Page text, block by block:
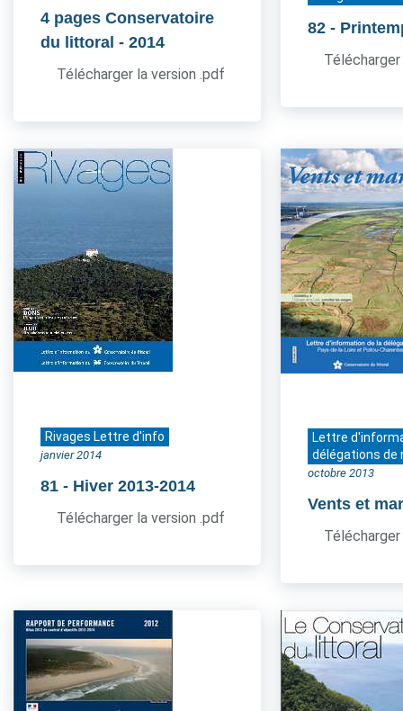
4 pages Conservatoire
du littoral - 2014
Télécharger la version .pdf
82 -
Rivages Lettre d'info
janvier 2014
81 - Hiver 2013-2014
Télécharger la version .pdf
Lettre
délégations de
octobre 2013
Vents et